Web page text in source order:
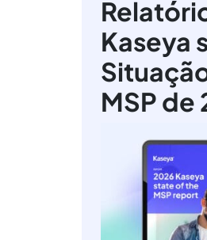
Kaseya
MSP de